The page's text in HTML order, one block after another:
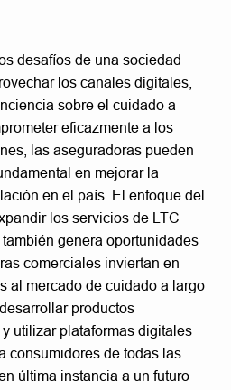
desafíos de una sociedad
los canales digitales,
sobre el cuidado a
eficazmente a los
las aseguradoras pueden
en mejorar la
en el país. El enfoque del
los servicios de LTC
genera oportunidades
comerciales inviertan en
al mercado de cuidado a largo
productos
utilizar plataformas digitales
consumidores de todas las
última instancia a un futuro